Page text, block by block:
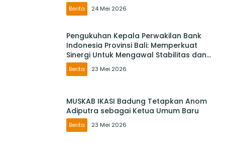
Berita 24 Mei 2026
Pengukuhan Kepala Perwakilan Bank
Indonesia Provinsi Bali: Memperkuat
Sinergi Untuk Mengawal Stabilitas dan
Mendorong Pertumbuhan Ekonomi Bali
Berita 23 Mei 2026
MUSKAB IKASI Badung Tetapkan Anom
Adiputra sebagai Ketua Umum Baru
Berita 23 Mei 2026